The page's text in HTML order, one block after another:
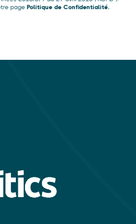
pagePolitique de Confidentialité.